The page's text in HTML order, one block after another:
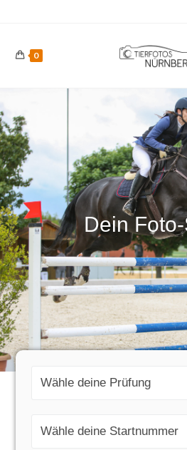
0
Dein
Wähle deine Prüfung
Wähle deine Startnummer